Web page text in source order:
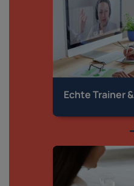
Echte Trainer &